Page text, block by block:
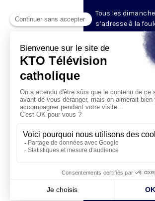
Tous les
s’adresse à la
de Rome. La
Pape, est
Père.
Visiter la